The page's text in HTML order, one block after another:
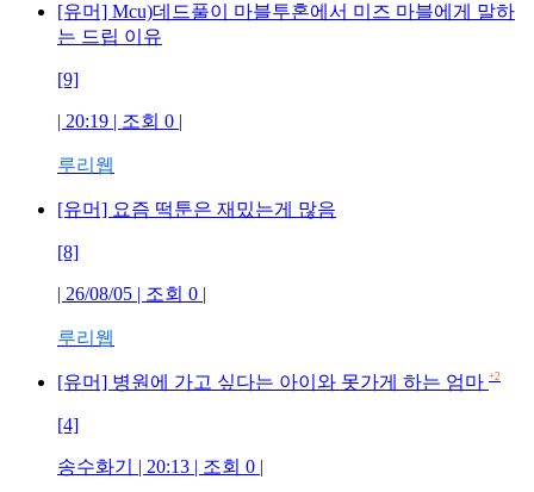
[유머] Mcu)데드풀이 마블투혼에서 미즈 마블에게 말하
는 드립 이유
[9]
| 20:19 | 조회 0 |
루리웹
[유머] 요즘 떡툰은 재밌는게 많음
[8]
| 26/08/05 | 조회 0 |
루리웹
[유머] 병원에 가고 싶다는 아이와 못가게 하는 엄마 +2
[4]
송수화기 | 20:13 | 조회 0 |